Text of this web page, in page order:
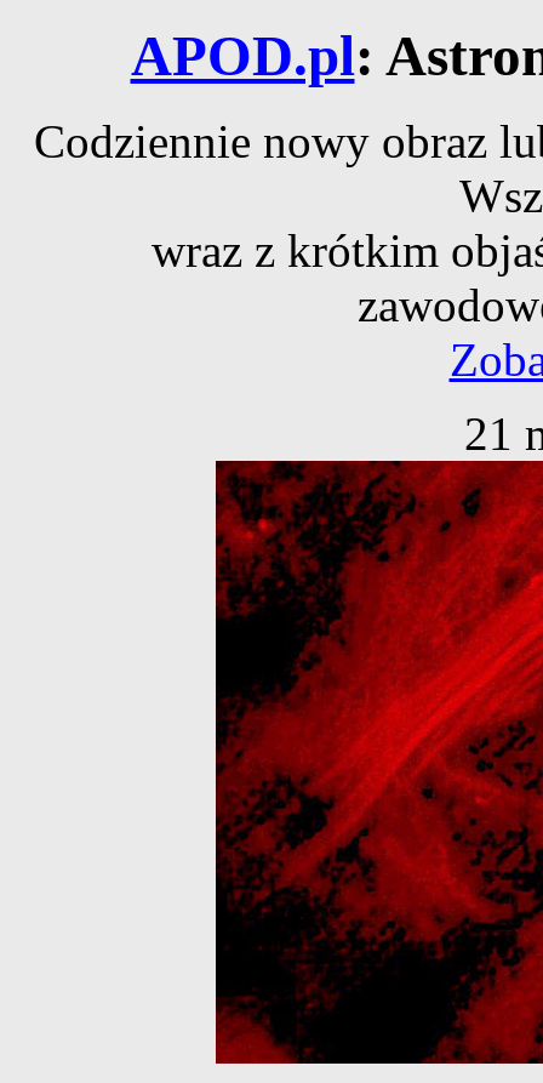
APOD.pl:
Codziennie nowy obraz
wraz z krótkim
21